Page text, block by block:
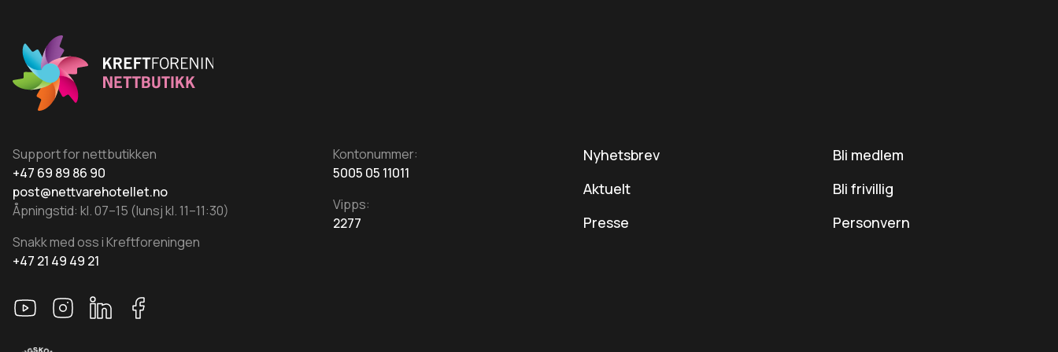
produktsiden
Support for nettbutikken
+47 69 89 86 90
post@nettvarehotellet.no
Åpningstid: kl. 07–15 (lunsj kl. 11–11:30)
Snakk med oss i Kreftforeningen
+47 21 49 49 21
Kontonummer:
5005 05 11011
Vipps:
2277
Nyhetsbrev
Aktuelt
Presse
Bli medlem
Bli frivillig
Personvern